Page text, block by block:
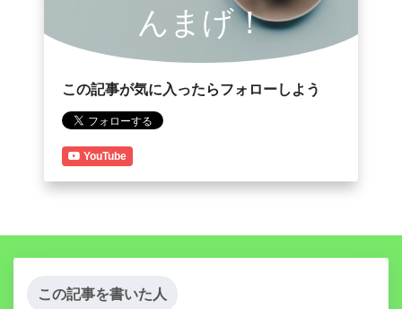
んまげ！
この記事が気に入ったらフォローしよう
YouTube
この記事を書いた人